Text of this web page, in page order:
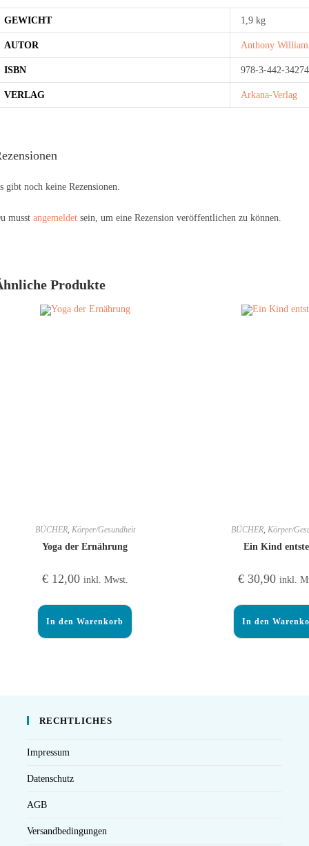
GEWICHT 1,9 kg
AUTOR Anthony William
ISBN 978-3-442-
VERLAG Arkana-Verlag
gibt noch keine Rezensionen.
musst angemeldet sein, um eine Rezension veröffentlichen zu können.
Produkte
BÜCHER, Körper/Gesundheit
Yoga der Ernährung
€12,00 inkl. Mwst.
In den Warenkorb
BÜCHER, Körper/
Ein Kind
€30,90 inkl.
In den
RECHTLICHES
Impressum
Datenschutz
AGB
Versandbedingungen